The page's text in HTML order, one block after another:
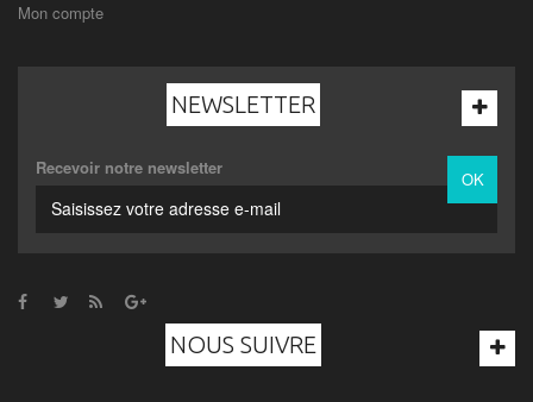
Mon compte
NEWSLETTER
Recevoir notre newsletter
OK
NOUS SUIVRE